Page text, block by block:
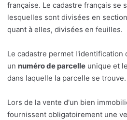
française. Le cadastre français se
lesquelles sont divisées en
quant à elles, divisées en feuilles.
Le cadastre permet l'identification
un numéro de parcelle unique et
dans laquelle la parcelle se trouve.
Lors de la vente d'un bien
fournissent obligatoirement une